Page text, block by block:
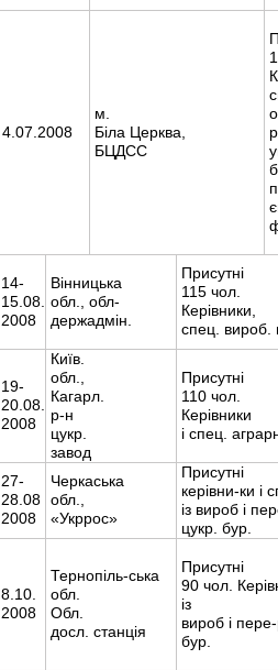
4.07.2008
м.
Біла Церква,
БЦДСС
14-
15.08.
2008
Вінницька
обл., обл-
держадмін.
Присутні
115 чол.
Керівники,
спец. вироб.
19-
20.08.
2008
Київ.
обл.,
Кагарл.
р-н
цукр.
завод
Присутні
110 чол.
Керівники
і спец.
27-
28.08
2008
Черкаська
обл.,
«Укррос»
Присутні
керівни-ки і
із вироб і
цукр. бур.
8.10.
2008
Тернопіль-ська
обл.
Обл.
досл. станція
Присутні
90 чол.
із
вироб і
бур.